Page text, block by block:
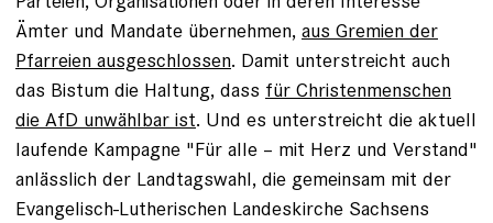
Ämter und Mandate übernehmen, aus Gremien der
Pfarreien ausgeschlossen. Damit unterstreicht auch
das Bistum die Haltung, dass für Christenmenschen
die AfD unwählbar ist. Und es unterstreicht die aktuell
laufende Kampagne "Für alle – mit Herz und Verstand"
anlässlich der Landtagswahl, die gemeinsam mit der
Evangelisch-Lutherischen Landeskirche Sachsens